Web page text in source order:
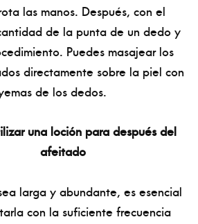
las manos. Después, con el
de la punta de un dedo y
Puedes masajear los
directamente sobre la piel con
de los dedos.
una loción para después del
afeitado
larga y abundante, es esencial
con la suficiente frecuencia